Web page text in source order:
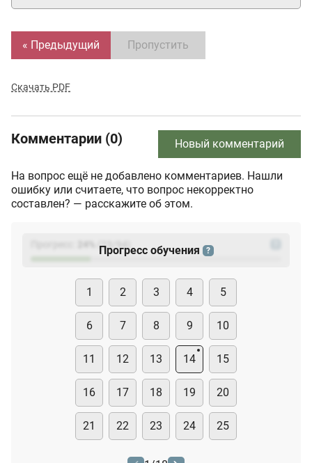
« Предыдущий Пропустить
Скачать PDF
Комментарии (0) Новый комментарий
На вопрос ещё не добавлено комментариев. Нашли
ошибку или считаете, что вопрос некорректно
составлен? — расскажите об этом.
(23
Прогресс обучения ?
1 2 3 4 5
6 7 8 9 10
11 12 13 14 15
16 17 18 19 20
21 22 23 24 25